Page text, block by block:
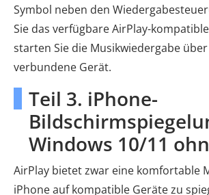
Symbol neben den
Sie das verfügbare AirPlay-
starten Sie die Musikwiedergabe
verbundene Gerät.
Teil 3. iPhone-
Windows 10/11
AirPlay bietet zwar eine komfortable
iPhone auf kompatible Geräte zu